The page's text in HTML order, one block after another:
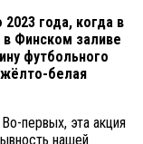
года, когда в
в Финском заливе
футбольного
белая
первых, эта акция
нашей